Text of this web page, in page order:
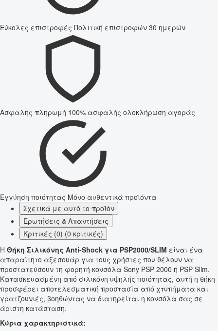
Εύκολες επιστροφές Πολιτική επιστροφών 30 ημερών
Ασφαλής πληρωμή 100% ασφαλής ολοκλήρωση αγοράς
Εγγύηση ποιότητας Μόνο αυθεντικά προϊόντα
Σχετικά με αυτό το προϊόν
Ερωτήσεις & Απαντήσεις
Κριτικές (0) (0 κριτικές)
Η Θήκη Σιλικόνης Anti-Shock για PSP2000/SLIM είναι ένα
απαραίτητο αξεσουάρ για τους χρήστες που θέλουν να
προστατεύσουν τη φορητή κονσόλα Sony PSP 2000 ή PSP Slim.
Κατασκευασμένη από σιλικόνη υψηλής ποιότητας, αυτή η θήκη
προσφέρει αποτελεσματική προστασία από χτυπήματα και
γρατζουνιές, βοηθώντας να διατηρείται η κονσόλα σας σε
άριστη κατάσταση.
Κύρια χαρακτηριστικά: